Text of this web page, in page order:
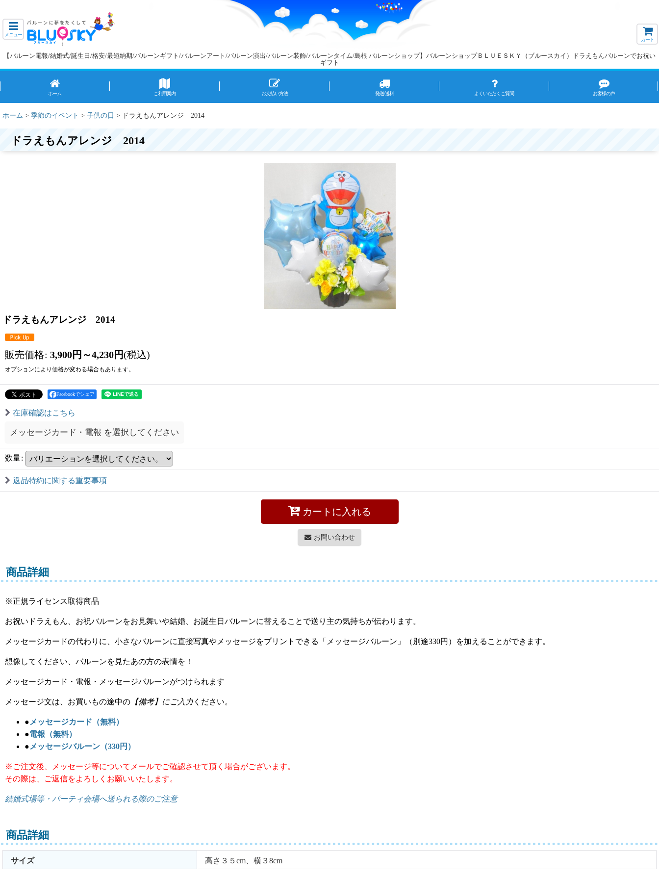
【バルーン電報/結婚式/誕生日/格安/最短納期/バルーンギフト/バルーンアート/バルーン演出/バルーン装飾/バルーンタイム/島根 バルーンショップ】バルーンショップＢＬＵＥＳＫＹ（ブルースカイ）ドラえもんバルーンでお祝い
ギフト
メニュー
カート
ホーム ご利用案内 お支払い方法 発送/送料 よくいただくご質問 お客様の声
ホーム > 季節のイベント > 子供の日 > ドラえもんアレンジ 2014
ドラえもんアレンジ 2014
ドラえもんアレンジ 2014
販売価格: 3,900円 ～4,230円(税込)
オプションにより価格が変わる場合もあります。
Facebookでシェア
在庫確認はこちら
メッセージカード・電報 を選択してください
数量:
返品特約に関する重要事項
カートに入れる
お問い合わせ
商品詳細
※正規ライセンス取得商品
お祝いドラえもん、お祝バルーンをお見舞いや結婚、お誕生日バルーンに替えることで送り主の気持ちが伝わります。
メッセージカードの代わりに、小さなバルーンに直接写真やメッセージをプリントできる「メッセージバルーン」（別途330円）を加えることができます。
想像してください、バルーンを見たあの方の表情を！
メッセージカード・電報・メッセージバルーンがつけられます
メッセージ文は、お買いもの途中の 【備考】にご入力 ください。
● メッセージカード（無料）
●電報（無料）
● メッセージバルーン（330円）
※ご注文後、メッセージ等についてメールでご確認させて頂く場合がございます。
その際は、ご返信をよろしくお願いいたします。
結婚式場等・パーティ会場へ送られる際のご注意
商品詳細
サイズ 高さ３５cm、横３8cm